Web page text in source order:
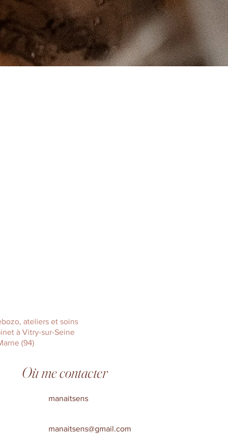
ateliers et soins
à Vitry-sur-Seine
(94)
Où me contacter
manaitsens
manaitsens@gmail.com